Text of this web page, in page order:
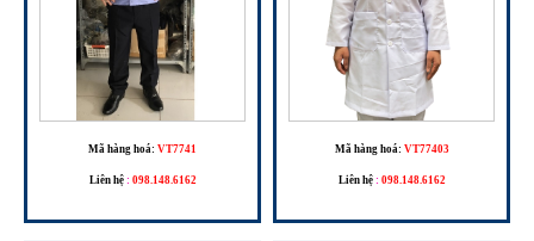
Mã hàng hoá: VT7741
Liên hệ : 098.148.6162
Mã hàng hoá: VT77403
Liên hệ : 098.148.6162